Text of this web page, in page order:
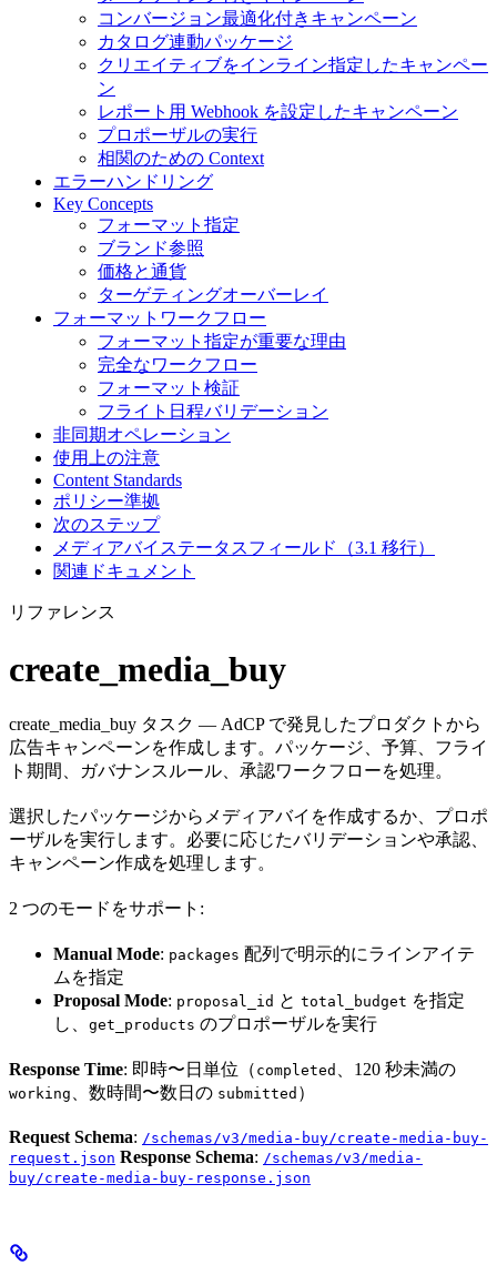
コンバージョン最適化付きキャンペーン
カタログ連動パッケージ
クリエイティブをインライン指定したキャンペー
ン
レポート用 Webhook を設定したキャンペーン
プロポーザルの実行
相関のための Context
エラーハンドリング
Key Concepts
フォーマット指定
ブランド参照
価格と通貨
ターゲティングオーバーレイ
フォーマットワークフロー
フォーマット指定が重要な理由
完全なワークフロー
フォーマット検証
フライト日程バリデーション
非同期オペレーション
使用上の注意
Content Standards
ポリシー準拠
次のステップ
メディアバイステータスフィールド（3.1 移行）
関連ドキュメント
リファレンス
create_media_buy
create_media_buy タスク — AdCP で発見したプロダクトから
広告キャンペーンを作成します。パッケージ、予算、フライ
ト期間、ガバナンスルール、承認ワークフローを処理。
選択したパッケージからメディアバイを作成するか、プロポ
ーザルを実行します。必要に応じたバリデーションや承認、
キャンペーン作成を処理します。
2 つのモードをサポート:
Manual Mode: packages 配列で明示的にラインアイテ
ムを指定
Proposal Mode: proposal_id と total_budget を指定
し、 get_products のプロポーザルを実行
Response Time: 即時〜日単位（ completed 、120 秒未満の
working 、数時間〜数日の submitted ）
Request Schema: /schemas/v3/media-buy/create-media-buy-
request.json Response Schema: /schemas/v3/media-
buy/create-media-buy-response.json